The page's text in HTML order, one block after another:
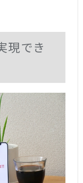
現でき